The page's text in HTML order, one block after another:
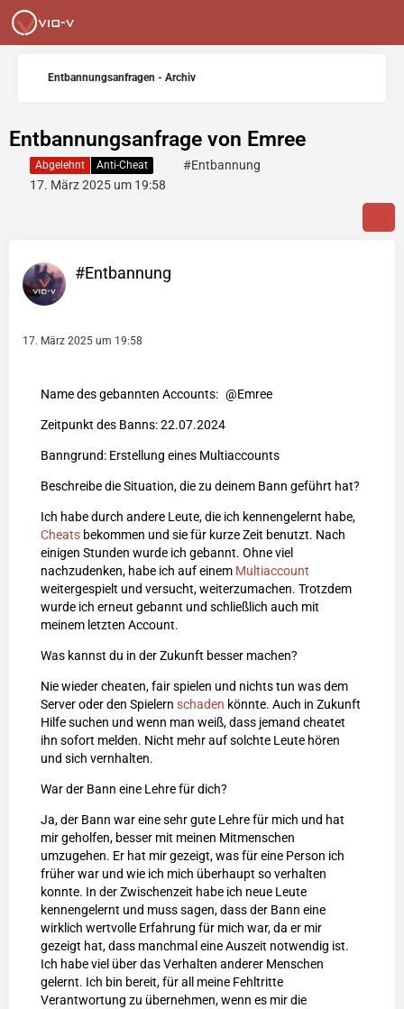
Entbannungsanfragen - Archiv
Entbannungsanfrage von Emree
Abgelehnt Anti-Cheat
#Entbannung
17. März 2025 um 19:58
#Entbannung
17. März 2025 um 19:58
Name des gebannten Accounts: Emree
Zeitpunkt des Banns: 22.07.2024
Banngrund: Erstellung eines Multiaccounts
Beschreibe die Situation, die zu deinem Bann geführt hat?
Ich habe durch andere Leute, die ich kennengelernt habe,
Cheats bekommen und sie für kurze Zeit benutzt. Nach
einigen Stunden wurde ich gebannt. Ohne viel
nachzudenken, habe ich auf einem Multiaccount
weitergespielt und versucht, weiterzumachen. Trotzdem
wurde ich erneut gebannt und schließlich auch mit
meinem letzten Account.
Was kannst du in der Zukunft besser machen?
Nie wieder cheaten, fair spielen und nichts tun was dem
Server oder den Spielern schaden könnte. Auch in Zukunft
Hilfe suchen und wenn man weiß, dass jemand cheatet
ihn sofort melden. Nicht mehr auf solchte Leute hören
und sich vernhalten.
War der Bann eine Lehre für dich?
Ja, der Bann war eine sehr gute Lehre für mich und hat
mir geholfen, besser mit meinen Mitmenschen
umzugehen. Er hat mir gezeigt, was für eine Person ich
früher war und wie ich mich überhaupt so verhalten
konnte. In der Zwischenzeit habe ich neue Leute
kennengelernt und muss sagen, dass der Bann eine
wirklich wertvolle Erfahrung für mich war, da er mir
gezeigt hat, dass manchmal eine Auszeit notwendig ist.
Ich habe viel über das Verhalten anderer Menschen
gelernt. Ich bin bereit, für all meine Fehltritte
Verantwortung zu übernehmen, wenn es mir die